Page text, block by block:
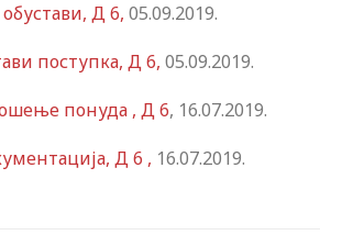
Д 6, 05.09.2019.
поступка, Д 6, 05.09.2019.
понуда , Д 6, 16.07.2019.
Д 6 , 16.07.2019.